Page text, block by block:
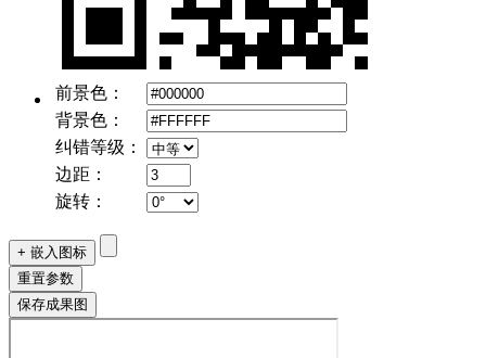
前景色：
背景色：
纠错等级：
边距：
旋转：
+ 嵌入图标
重置参数
保存成果图